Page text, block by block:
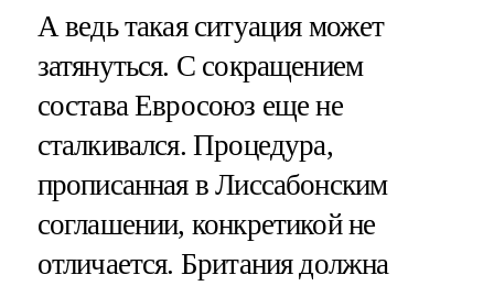
А ведь такая ситуация может
затянуться. С сокращением
состава Евросоюз еще не
сталкивался. Процедура,
прописанная в Лиссабонским
соглашении, конкретикой не
отличается. Британия должна